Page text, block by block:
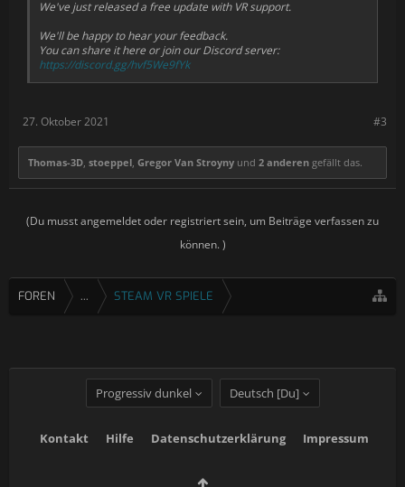
We've just released a free update with VR support.
We'll be happy to hear your feedback.
You can share it here or join our Discord server:
https://discord.gg/hvf5We9fYk
#3
27. Oktober 2021
Thomas-3D, stoeppel, Gregor Van Stroyny und 2 anderen gefällt das.
(Du musst angemeldet oder registriert sein, um Beiträge verfassen zu
können. )
FOREN ... STEAM VR SPIELE
Progressiv dunkel Deutsch [Du]
Kontakt Hilfe Datenschutzerklärung Impressum